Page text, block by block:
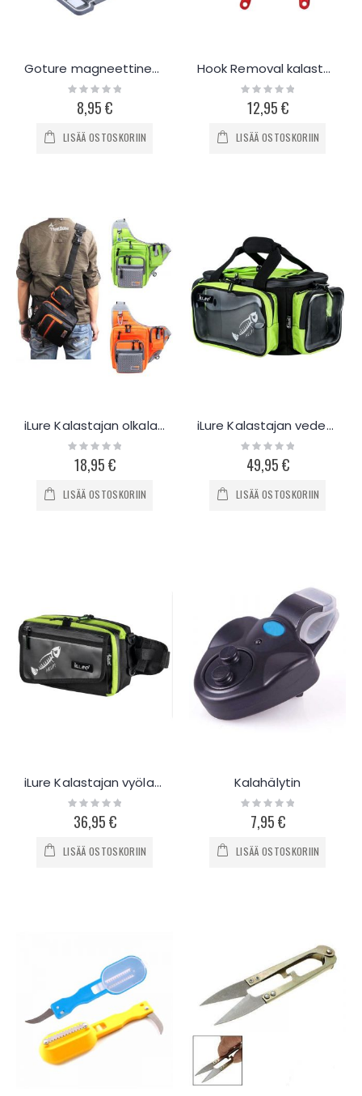
Goture magneettinen perhorasia slim
Rating:
0%8,95 €
LISÄÄ OSTOSKORIIN
Hook Removal kalastuspihdit 12cm
Rating:
0%
12,95 €
LISÄÄ OSTOSKORIIN
iLure Kalastajan olkalaukku
Rating:
0%
18,95 €
LISÄÄ OSTOSKORIIN
iLure Kalastajan vedenkestävä laukku
Rating:
0%
49,95 €
LISÄÄ OSTOSKORIIN
iLure Kalastajan vyölaukku vieheille
Rating:
0%
36,95 €
LISÄÄ OSTOSKORIIN
Kalahälytin
Rating:
0%7,95 €
LISÄÄ OSTOSKORIIN